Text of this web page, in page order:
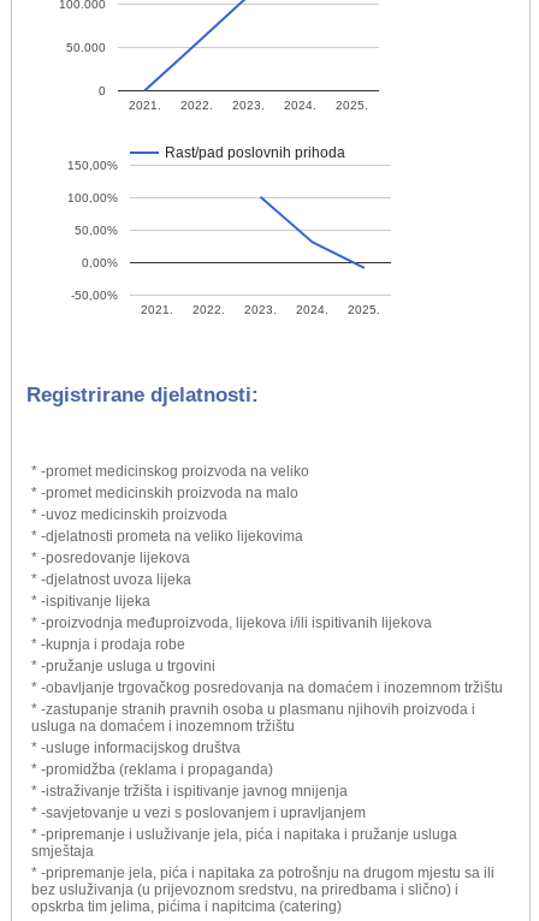
2021. 2022. 2023. 2024. 2025.
0
50.000
100.000
Rast/pad poslovnih prihoda
2021. 2022. 2023. 2024. 2025.
-50,00%
0,00%
50,00%
100,00%
150,00%
Registrirane djelatnosti:
* -promet medicinskog proizvoda na veliko
* -promet medicinskih proizvoda na malo
* -uvoz medicinskih proizvoda
* -djelatnosti prometa na veliko lijekovima
* -posredovanje lijekova
* -djelatnost uvoza lijeka
* -ispitivanje lijeka
* -proizvodnja međuproizvoda, lijekova i/ili ispitivanih lijekova
* -kupnja i prodaja robe
* -pružanje usluga u trgovini
* -obavljanje trgovačkog posredovanja na domaćem i inozemnom tržištu
* -zastupanje stranih pravnih osoba u plasmanu njihovih proizvoda i
usluga na domaćem i inozemnom tržištu
* -usluge informacijskog društva
* -promidžba (reklama i propaganda)
* -istraživanje tržišta i ispitivanje javnog mnijenja
* -savjetovanje u vezi s poslovanjem i upravljanjem
* -pripremanje i usluživanje jela, pića i napitaka i pružanje usluga
smještaja
* -pripremanje jela, pića i napitaka za potrošnju na drugom mjestu sa ili
bez usluživanja (u prijevoznom sredstvu, na priredbama i slično) i
opskrba tim jelima, pićima i napitcima (catering)